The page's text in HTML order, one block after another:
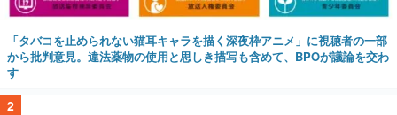
「タバコを止められない猫耳キャラを描く深夜枠アニメ」に視聴者の一部
から批判意見。違法薬物の使用と思しき描写も含めて、BPOが議論を交わ
す
2